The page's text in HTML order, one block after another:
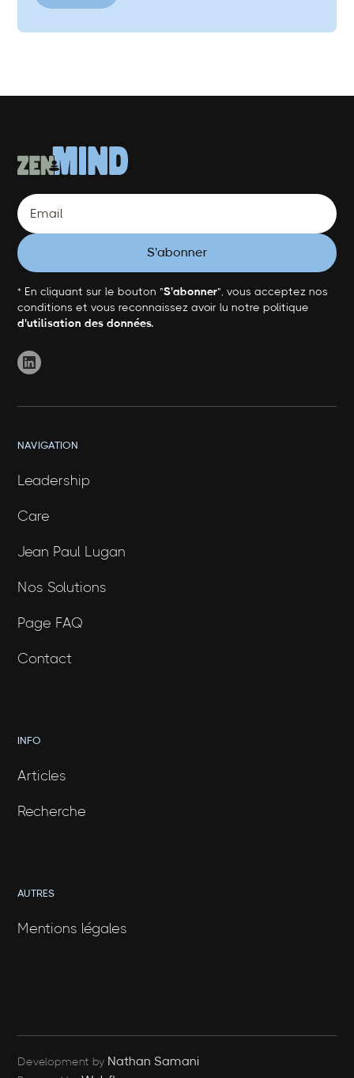
* En cliquant sur le bouton "S'abonner", vous acceptez nos
conditions et vous reconnaissez avoir lu notre politique
d'utilisation des données.
NAVIGATION
Leadership
Care
Jean Paul Lugan
Nos Solutions
Page FAQ
Contact
INFO
Articles
Recherche
AUTRES
Mentions légales
Development by Nathan Samani